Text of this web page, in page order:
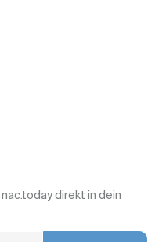
direkt in dein